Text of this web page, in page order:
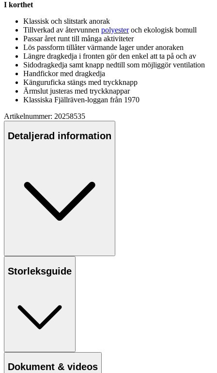
I korthet
Klassisk och slitstark anorak
Tillverkad av återvunnen polyesteroch ekologisk bomull
Passar året runt till många aktiviteter
Lös passform tillåter värmande lager under anoraken
Längre dragkedja i fronten gör den enkel att ta på och av
Sidodragkedja samt knapp nedtill som möjliggör ventilation
Handfickor med dragkedja
Känguruficka stängs med tryckknapp
Ärmslut justeras med tryckknappar
Klassiska Fjällräven-loggan från 1970
Artikelnummer: 20258535
Detaljerad information
Storleksguide
Dokument & videos